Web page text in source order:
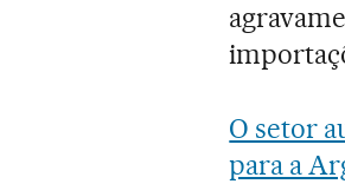
O setor
para a